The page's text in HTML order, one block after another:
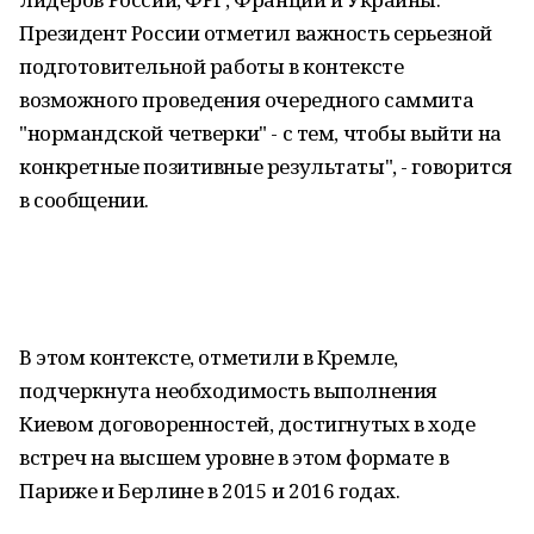
Президент России отметил важность серьезной
подготовительной работы в контексте
возможного проведения очередного саммита
"нормандской четверки" - с тем, чтобы выйти на
конкретные позитивные результаты", - говорится
в сообщении.
В этом контексте, отметили в Кремле,
подчеркнута необходимость выполнения
Киевом договоренностей, достигнутых в ходе
встреч на высшем уровне в этом формате в
Париже и Берлине в 2015 и 2016 годах.